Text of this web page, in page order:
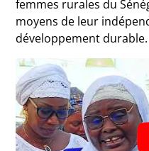
femmes rurales du
moyens de leur
développement durable.